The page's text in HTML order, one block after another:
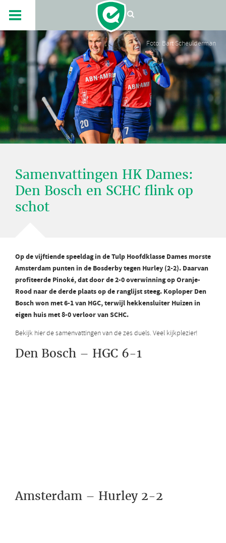
Foto: Bart Scheulderman
Samenvattingen HK Dames:
Den Bosch en SCHC flink op
schot
Op de vijftiende speeldag in de Tulp Hoofdklasse Dames morste
Amsterdam punten in de Bosderby tegen Hurley (2-2). Daarvan
profiteerde Pinoké, dat door de 2-0 overwinning op Oranje-
Rood naar de derde plaats op de ranglijst steeg. Koploper Den
Bosch won met 6-1 van HGC, terwijl hekkensluiter Huizen in
eigen huis met 8-0 verloor van SCHC.
Bekijk hier de samenvattingen van de zes duels. Veel kijkplezier!
Den Bosch – HGC 6-1
Amsterdam – Hurley 2-2